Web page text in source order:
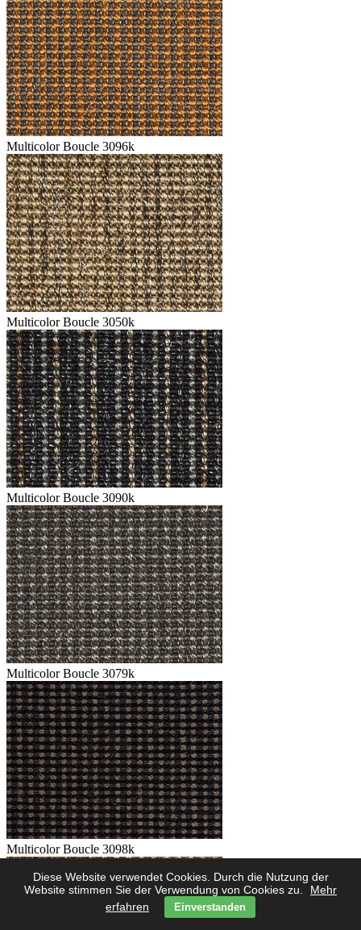
Diese Website verwendet Cookies. Durch die Nutzung der
Website stimmen Sie der Verwendung von Cookies zu.
Mehr
erfahren
Einverstanden
Multicolor Boucle 3096k
Multicolor Boucle 3050k
Multicolor Boucle 3090k
Multicolor Boucle 3079k
Multicolor Boucle 3098k